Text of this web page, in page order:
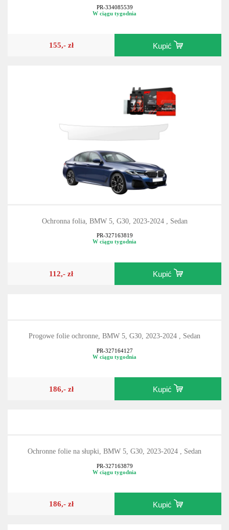
PR-334085539
W ciągu tygodnia
155,- zł Kupić
Ochronna folia, BMW 5, G30, 2023-2024 , Sedan
PR-327163819
W ciągu tygodnia
112,- zł Kupić
Progowe folie ochronne, BMW 5, G30, 2023-2024 , Sedan
PR-327164127
W ciągu tygodnia
186,- zł Kupić
Ochronne folie na słupki, BMW 5, G30, 2023-2024 , Sedan
PR-327163879
W ciągu tygodnia
186,- zł Kupić